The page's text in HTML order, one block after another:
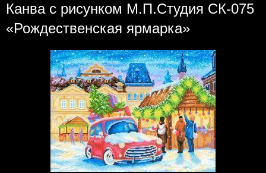
Канва с рисунком М.П.Студия СК-075
«Рождественская ярмарка»